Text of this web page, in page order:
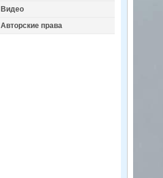
Видео
Авторские права